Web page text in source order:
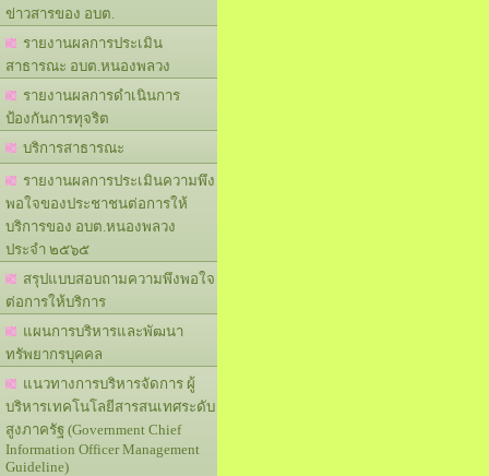
ข่าวสารของ อบต.
รายงานผลการประเมิน
สาธารณะ อบต.หนองพลวง
รายงานผลการดำเนินการ
ป้องกันการทุจริต
บริการสาธารณะ
รายงานผลการประเมินความพึง
พอใจของประชาชนต่อการให้
บริการของ อบต.หนองพลวง
ประจำ ๒๕๖๕
สรุปแบบสอบถามความพึงพอใจ
ต่อการให้บริการ
แผนการบริหารและพัฒนา
ทรัพยากรบุคคล
แนวทางการบริหารจัดการ ผู้
บริหารเทคโนโลยีสารสนเทศระดับ
สูงภาครัฐ (Government Chief
Information Officer Management
Guideline)